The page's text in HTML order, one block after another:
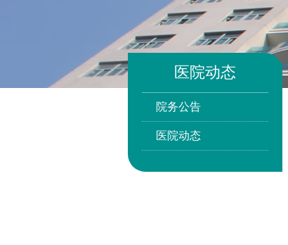
医院动态
院务公告
医院动态